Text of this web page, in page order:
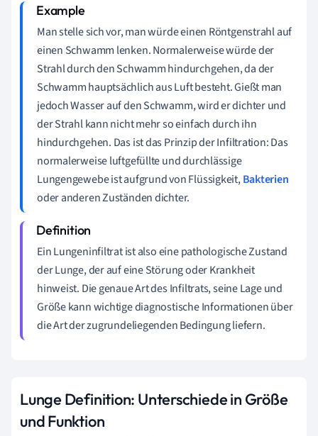
Man stelle sich vor, man würde einen Röntgenstrahl auf
einen Schwamm lenken. Normalerweise würde der
Strahl durch den Schwamm hindurchgehen, da der
Schwamm hauptsächlich aus Luft besteht. Gießt man
jedoch Wasser auf den Schwamm, wird er dichter und
der Strahl kann nicht mehr so einfach durch ihn
hindurchgehen. Das ist das Prinzip der Infiltration: Das
normalerweise luftgefüllte und durchlässige
Lungengewebe ist aufgrund von Flüssigkeit,Bakterien
oder anderen Zuständen dichter.
Ein Lungeninfiltrat ist also eine pathologische Zustand
der Lunge, der auf eine Störung oder Krankheit
hinweist. Die genaue Art des Infiltrats, seine Lage und
Größe kann wichtige diagnostische Informationen über
die Art der zugrundeliegenden Bedingung liefern.
Lunge Definition: Unterschiede in Größe
und Funktion